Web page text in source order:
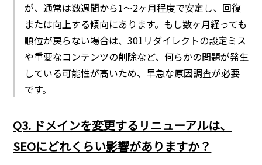
が、通常は数週間から1〜2ヶ月程度で安定し、回復
または向上する傾向にあります。もし数ヶ月経っても
順位が戻らない場合は、301リダイレクトの設定ミス
や重要なコンテンツの削除など、何らかの問題が発生
している可能性が高いため、早急な原因調査が必要
です。
Q3. ドメインを変更するリニューアルは、
SEOにどれくらい影響がありますか？